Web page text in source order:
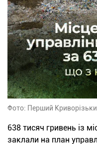
Фото: Перший
638 тисяч гривень із
заклали на план